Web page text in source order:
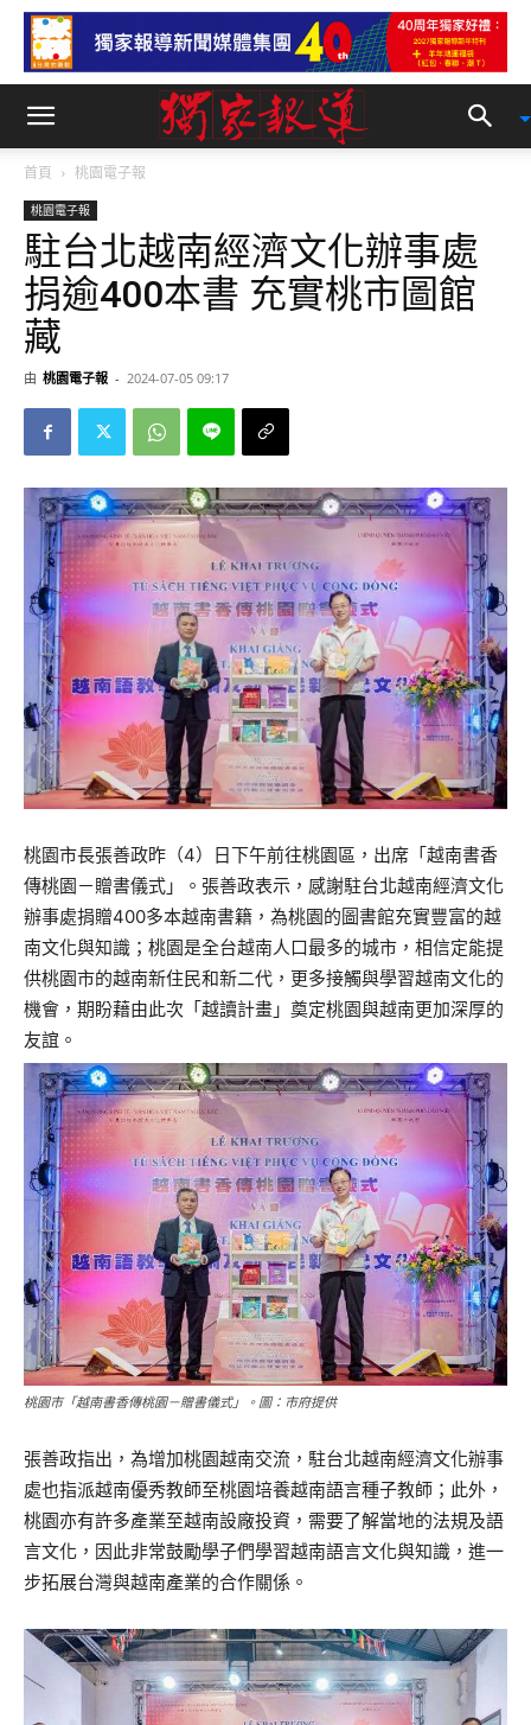
首頁 桃園電子報
桃園電子報
駐台北越南經濟文化辦事處
捐逾400本書 充實桃市圖館
藏
由 桃園電子報 - 2024-07-05 09:17
桃園市長張善政昨（4）日下午前往桃園區，出席「越南書香
傳桃園－贈書儀式」。張善政表示，感謝駐台北越南經濟文化
辦事處捐贈400多本越南書籍，為桃園的圖書館充實豐富的越
南文化與知識；桃園是全台越南人口最多的城市，相信定能提
供桃園市的越南新住民和新二代，更多接觸與學習越南文化的
機會，期盼藉由此次「越讀計畫」奠定桃園與越南更加深厚的
友誼。
桃園市「越南書香傳桃園－贈書儀式」。圖：市府提供
張善政指出，為增加桃園越南交流，駐台北越南經濟文化辦事
處也指派越南優秀教師至桃園培養越南語言種子教師；此外，
桃園亦有許多產業至越南設廠投資，需要了解當地的法規及語
言文化，因此非常鼓勵學子們學習越南語言文化與知識，進一
步拓展台灣與越南產業的合作關係。